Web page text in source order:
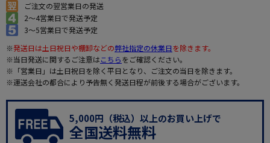
ご注文の翌営業日の発送
2～4営業日で発送予定
3～5営業日で発送予定
※発送日は土日祝日や棚卸などの弊社指定の休業日を除きます。
※当日発送に関するご注意はこちらをご確認ください。
※「営業日」は土日祝日を除く平日となり、ご注文の当日を除きます。
※運送会社の都合により予告無く発送日程が前後する場合がございます。
5,000円（税込）以上のお買い上げで
全国送料無料